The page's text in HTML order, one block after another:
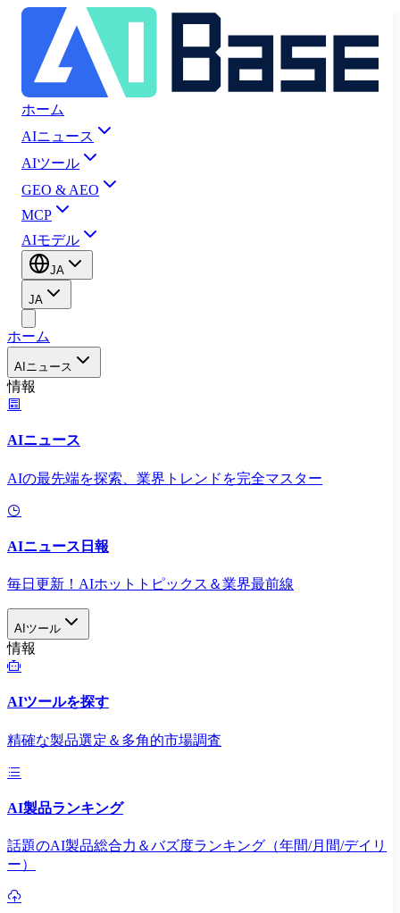
ホーム
AIニュース
AIツール
GEO & AEO
MCP
AIモデル
JA
JA
ホーム
AIニュース
情報
AIニュース
AIの最先端を探索、業界トレンドを完全マスター
AIニュース日報
毎日更新！AIホットトピックス＆業界最前線
AIツール
情報
AIツールを探す
精確な製品選定＆多角的市場調査
AI製品ランキング
話題のAI製品総合力＆バズ度ランキング（年間/月間/デイリ
ー）